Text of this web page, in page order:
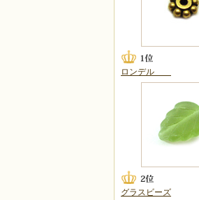
ロンデル
グラスビーズ